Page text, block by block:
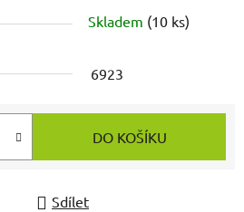
Skladem (10 ks)
6923
DO KOŠÍKU
Sdílet